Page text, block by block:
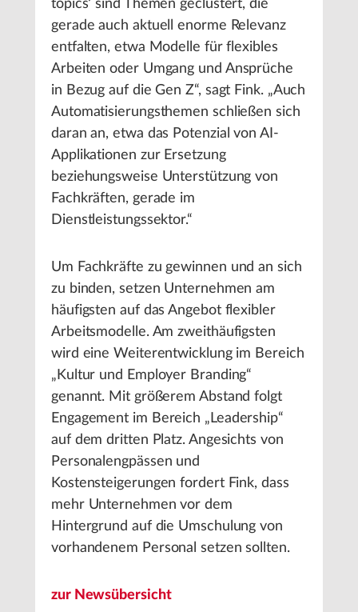
topics‘ sind Themen geclustert, die
gerade auch aktuell enorme Relevanz
entfalten, etwa Modelle für flexibles
Arbeiten oder Umgang und Ansprüche
in Bezug auf die Gen Z“, sagt Fink. „Auch
Automatisierungsthemen schließen sich
daran an, etwa das Potenzial von AI-
Applikationen zur Ersetzung
beziehungsweise Unterstützung von
Fachkräften, gerade im
Dienstleistungssektor.“
Um Fachkräfte zu gewinnen und an sich
zu binden, setzen Unternehmen am
häufigsten auf das Angebot flexibler
Arbeitsmodelle. Am zweithäufigsten
wird eine Weiterentwicklung im Bereich
„Kultur und Employer Branding“
genannt. Mit größerem Abstand folgt
Engagement im Bereich „Leadership“
auf dem dritten Platz. Angesichts von
Personalengpässen und
Kostensteigerungen fordert Fink, dass
mehr Unternehmen vor dem
Hintergrund auf die Umschulung von
vorhandenem Personal setzen sollten.
zur Newsübersicht